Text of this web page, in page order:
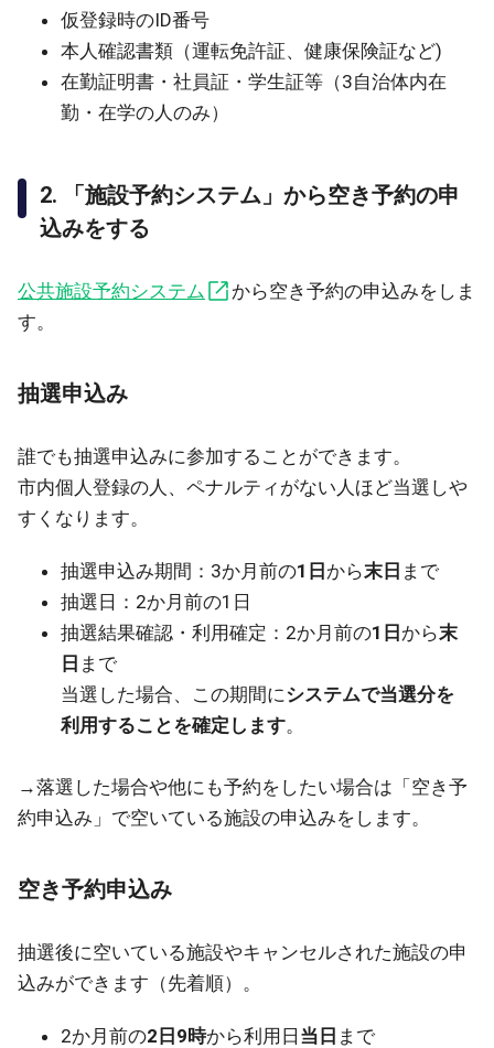
仮登録時のID番号
本人確認書類（運転免許証、健康保険証など)
在勤証明書・社員証・学生証等（3自治体内在
勤・在学の人のみ）
2. 「施設予約システム」から空き予約の申
込みをする
公共施設予約システム
から空き予約の申込みをしま
す。
抽選申込み
誰でも抽選申込みに参加することができます。
市内個人登録の人、ペナルティがない人ほど当選しや
すくなります。
抽選申込み期間：3か月前の1日 から末日 まで
抽選日：2か月前の1日
抽選結果確認・利用確定：2か月前の1日 から末
日 まで
当選した場合、この期間にシステムで当選分を
利用することを確定します。
→落選した場合や他にも予約をしたい場合は「空き予
約申込み」で空いている施設の申込みをします。
空き予約申込み
抽選後に空いている施設やキャンセルされた施設の申
込みができます（先着順）。
2か月前の2日9時から利用日 当日 まで